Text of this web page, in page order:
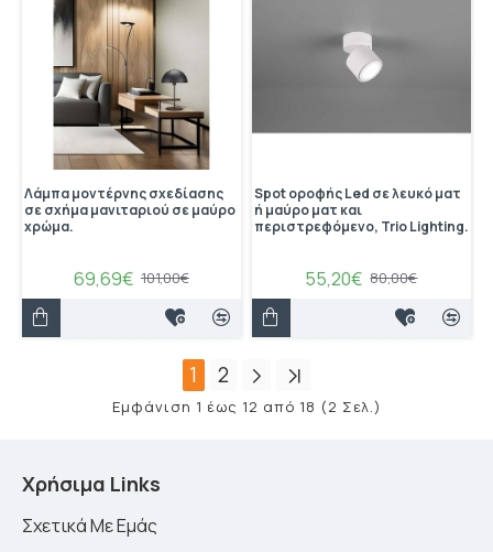
Λάμπα μοντέρνης σχεδίασης
σε σχήμα μανιταριού σε μαύρο
χρώμα.
69,69€ 101,00€
Spot οροφής Led σε λευκό ματ
ή μαύρο ματ και
περιστρεφόμενο, Trio Lighting.
55,20€ 80,00€
1 2
Εμφάνιση 1 έως 12 από 18 (2 Σελ.)
Χρήσιμα Links
Σχετικά Με Εμάς